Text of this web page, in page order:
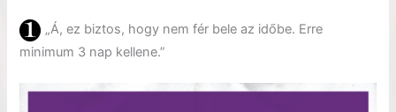
„Á, ez biztos, hogy nem fér bele az időbe. Erre
minimum 3 nap kellene.”